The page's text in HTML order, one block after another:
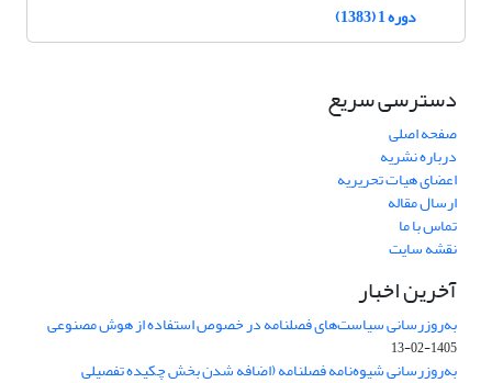
دوره 1 (1383)
دسترسی سریع
صفحه اصلی
درباره نشریه
اعضای هیات تحریریه
ارسال مقاله
تماس با ما
نقشه سایت
آخرین اخبار
به‌روزرسانی سیاست‌های فصلنامه در خصوص استفاده از هوش مصنوعی
1405-02-13
به‌روزرسانی شیوه‌نامه فصلنامه (اضافه شدن بخش چکیده تفصیلی